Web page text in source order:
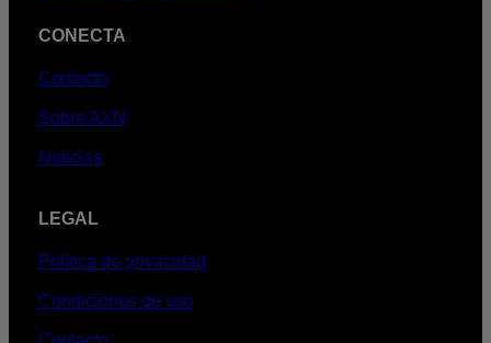
CONECTA
Contacto
Sobre AXN
Noticias
LEGAL
Política de privacidad
Condiciones de uso